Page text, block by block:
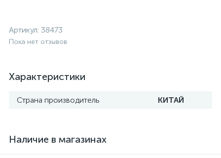
Артикул: 38473
Пока нет отзывов
Характеристики
Страна производитель КИТАЙ
Наличие в магазинах